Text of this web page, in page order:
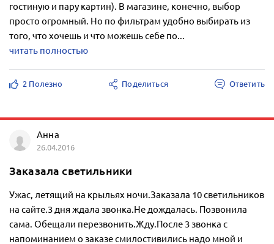
гостиную и пару картин). В магазине, конечно, выбор
просто огромный. Но по фильтрам удобно выбирать из
того, что хочешь и что можешь себе по...
читать полностью
2 Полезно Поделиться Ответить
Анна
26.04.2016
Заказала светильники
Ужас, летящий на крыльях ночи.Заказала 10 светильников
на сайте.3 дня ждала звонка.Не дождалась. Позвонила
сама. Обещали перезвонить.Жду.После 3 звонка с
напоминанием о заказе смилостивились надо мной и